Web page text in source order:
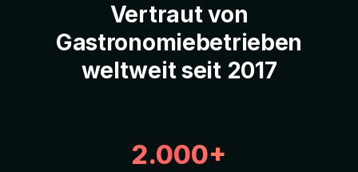
Vertraut von
Gastronomiebetrieben
weltweit seit 2017
2.000+